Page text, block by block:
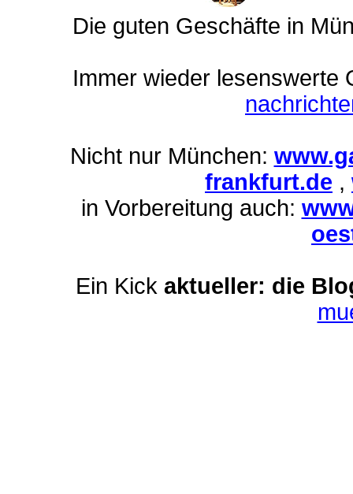
Die guten Geschäfte in
Immer wieder lesenswerte
Nicht nur München:
frankfurt.de ,
in Vorbereitung auch:
Ein Kick aktueller: die